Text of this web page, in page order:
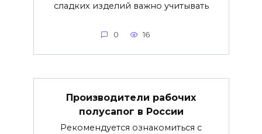
сладких изделий важно учитывать
0 16
Производители рабочих
полусапог в России
Рекомендуется ознакомиться с